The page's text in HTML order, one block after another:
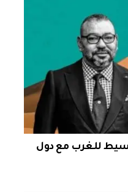
للغرب مع دول